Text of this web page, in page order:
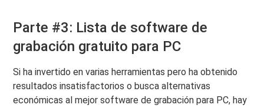
Parte #3: Lista de software de
grabación gratuito para PC
Si ha invertido en varias herramientas pero ha obtenido
resultados insatisfactorios o busca alternativas
económicas al mejor software de grabación para PC, hay